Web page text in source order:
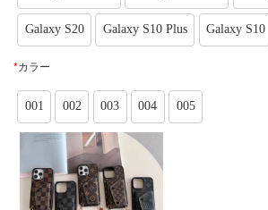
Galaxy S20 Galaxy S10 Plus Galaxy S10
*カラー
001 002 003 004 005